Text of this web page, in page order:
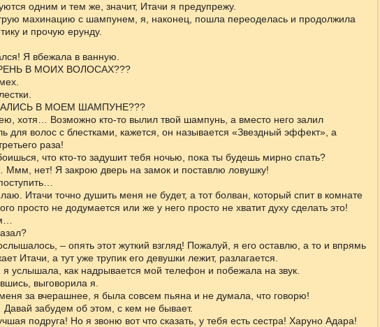
одним и тем же, значит, Итачи я предупрежу.
махинацию с шампунем, я, наконец, пошла переоделась и продолжила
и прочую ерунду.
Я вбежала в ванную.
В МОИХ ВОЛОСАХ???
В МОЕМ ШАМПУНЕ???
хотя… Возможно кто-то вылил твой шампунь, а вместо него залил
для волос с блестками, кажется, он называется «Звездный эффект», а
раза!
что кто-то задушит тебя ночью, пока ты будешь мирно спать?
нет! Я закрою дверь на замок и поставлю ловушку!
Итачи точно душить меня не будет, а тот болван, который спит в комнате
просто не додумается или же у него просто не хватит духу сделать это!
– опять этот жуткий взгляд! Пожалуй, я его оставлю, а то и впрямь
Итачи, а тут уже трупик его девушки лежит, разлагается.
услышала, как надрывается мой телефон и побежала на звук.
выговорила я.
за вчерашнее, я была совсем пьяна и не думала, что говорю!
забудем об этом, с кем не бывает.
подруга! Но я звоню вот что сказать, у тебя есть сестра! Харуно Адара!